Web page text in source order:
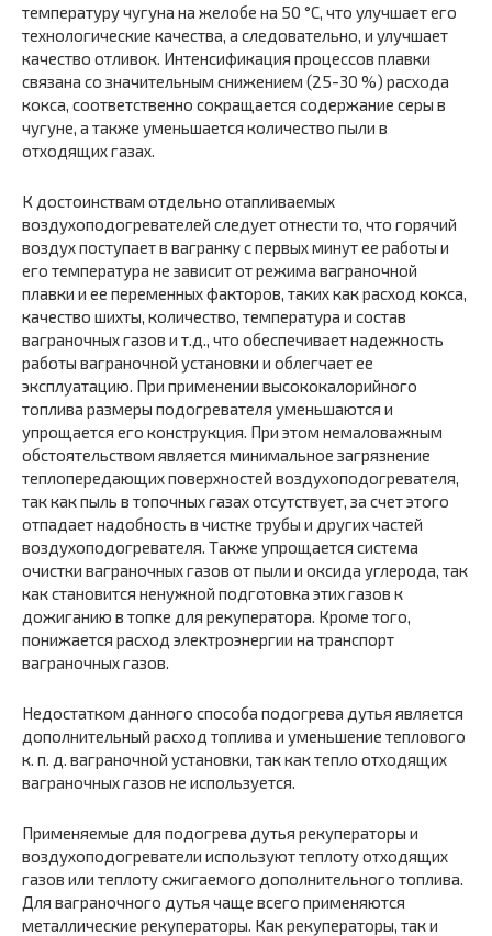
температуру чугуна на желобе на 50 °С, что улучшает его
технологические качества, а следовательно, и улучшает
качество отливок. Интенсификация процессов плавки
связана со значительным снижением (25-30 %) расхода
кокса, соответственно сокращается содержание серы в
чугуне, а также уменьшается количество пыли в
отходящих газах.
К достоинствам отдельно отапливаемых
воздухоподогревателей следует отнести то, что горячий
воздух поступает в вагранку с первых минут ее работы и
его температура не зависит от режима ваграночной
плавки и ее переменных факторов, таких как расход кокса,
качество шихты, количество, температура и состав
ваграночных газов и т.д., что обеспечивает надежность
работы ваграночной установки и облегчает ее
эксплуатацию. При применении высококалорийного
топлива размеры подогревателя уменьшаются и
упрощается его конструкция. При этом немаловажным
обстоятельством является минимальное загрязнение
теплопередающих поверхностей воздухоподогревателя,
так как пыль в топочных газах отсутствует, за счет этого
отпадает надобность в чистке трубы и других частей
воздухоподогревателя. Также упрощается система
очистки ваграночных газов от пыли и оксида углерода, так
как становится ненужной подготовка этих газов к
дожиганию в топке для рекуператора. Кроме того,
понижается расход электроэнергии на транспорт
ваграночных газов.
Недостатком данного способа подогрева дутья является
дополнительный расход топлива и уменьшение теплового
к. п. д. ваграночной установки, так как тепло отходящих
ваграночных газов не используется.
Применяемые для подогрева дутья рекуператоры и
воздухоподогреватели используют теплоту отходящих
газов или теплоту сжигаемого дополнительного топлива.
Для ваграночного дутья чаще всего применяются
металлические рекуператоры. Как рекуператоры, так и